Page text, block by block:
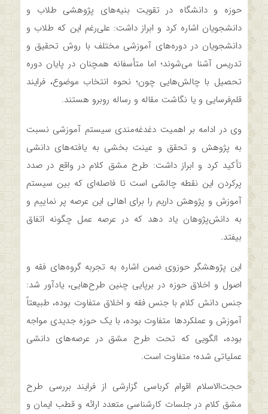
حوزه و دانشگاه در تقویت بنیه‌های پژوهشی طلاب و
دانشجویان اشاره کرد و ابراز داشت: علی‌رغم این که طلاب و
دانشجویان در دوره‌های آموزشی مختلف با روش تحقیق و
تدریس آشنا می‌شوند؛ اما متأسفانه همچنان در پایان دوره
تحصیل با چالش‌هایی چون؛ نحوه انتخاب موضوع، فرایند
قلم‌فرسایی و یا نگاشت مقاله و رساله روبرو هستند.
وی در ادامه بر اهمیت دغدغه‌مندی سیستم آموزشی نسبت
به پژوهش و تحقق و عینت بخشی به یافته‌های دانشی
تأکید کرد و ابراز داشت: طرح مشق کلام در واقع در صدد
پرکردن این نقطه چالشی است تا فاصله‌ای که بین سیستم
آموزش و پژوهش داریم را برای اهالی این عرصه پر نماییم و
به دانش‌پژوهان یاد دهد که در عرصه عمل چگونه اتفاق
بیفتد.
این پژوهشگر حوزوی ضمن اشاره به تجربه گروه‌های فقه و
اصول و اخلاق حوزه در برپایی چنین طرح‌هایی، یادآور شد:
جنس دانش کلام با جنس فقه و اخلاق متفاوت بوده، طبیعتاً
آموزش و عملکردها متفاوت بوده، با یک حوزه جدیدی مواجه
بوده، الگویی که تحت طرح مشق در عرصه‌های دانشی
عملیاتی شده؛ متفاوت است.
حجت‌الاسلام اقوام کرباسی گزارشی از فرایند بررسی طرح
مشق کلام در جلسات کارشناسی متعدد ارائه و قطب ایمان و